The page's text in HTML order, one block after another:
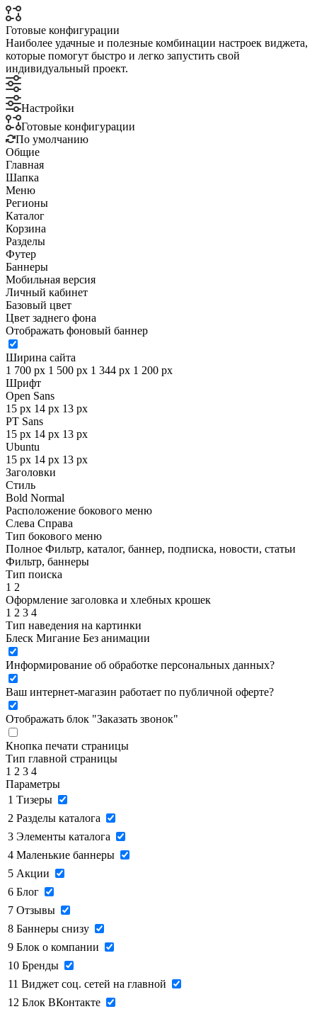
Готовые конфигурации
Наиболее удачные и полезные комбинации настроек виджета,
которые помогут быстро и легко запустить свой
индивидуальный проект.
Настройки
Готовые конфигурации
По умолчанию
Общие
Главная
Шапка
Меню
Регионы
Каталог
Корзина
Разделы
Футер
Баннеры
Мобильная версия
Личный кабинет
Базовый цвет
Цвет заднего фона
Отображать фоновый баннер
Ширина сайта
1 700 px 1 500 px 1 344 px 1 200 px
Шрифт
Open Sans
15 px 14 px 13 px
PT Sans
15 px 14 px 13 px
Ubuntu
15 px 14 px 13 px
Заголовки
Стиль
Bold Normal
Расположение бокового меню
Слева Справа
Тип бокового меню
Полное Фильтр, каталог, баннер, подписка, новости, статьи
Фильтр, баннеры
Тип поиска
1 2
Оформление заголовка и хлебных крошек
1 2 3 4
Тип наведения на картинки
Блеск Мигание Без анимации
Информирование об обработке персональных данных?
Ваш интернет-магазин работает по публичной оферте?
Отображать блок "Заказать звонок"
Кнопка печати страницы
Тип главной страницы
1 2 3 4
Параметры
1 Тизеры
2 Разделы каталога
3 Элементы каталога
4 Маленькие баннеры
5 Акции
6 Блог
7 Отзывы
8 Баннеры снизу
9 Блок о компании
10 Бренды
11 Виджет соц. сетей на главной
12 Блок ВКонтакте